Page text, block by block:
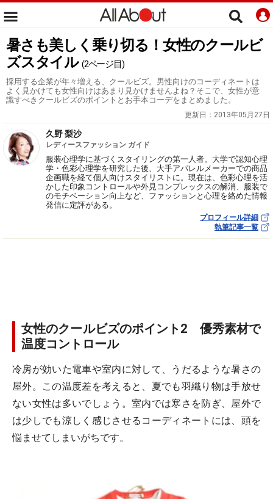
暑さも美しく乗り切る！女性のクールビ
ズスタイル (2ページ目)
採用する企業が年々増える、クールビズ。男性向けのコーディネートは
よく見かけても女性向けはあまり見かけませんよね？そこで、女性が意
識すべきクールビズのポイントとお手本コーデをまとめました。
更新日： 2013年05月27日
久野 梨沙
レディースファッション ガイド
服装心理学に基づくスタイリングの第一人者。大学で認知心理
学・色彩心理学を研究した後、大手アパレルメーカーでの商品
企画職を経て個人向けスタイリストに。現在は、色彩心理を活
かした印象コントロールや外見コンプレックスの解消、服装で
のモチベーション向上など、ファッションと心理を絡めた情報
発信に定評がある。
プロフィール詳細
執筆記事一覧
女性のクールビズのポイント2 優秀素材で
温度コントロール
冷房が効いた電車や室内に対して、うだるような暑さの
屋外。この温度差を考えると、夏でも羽織り物は手放せ
ない女性は多いでしょう。室内では寒さを防ぎ、屋外で
は少しでも涼しく感じさせるコーディネートには、頭を
悩ませてしまいがちです。